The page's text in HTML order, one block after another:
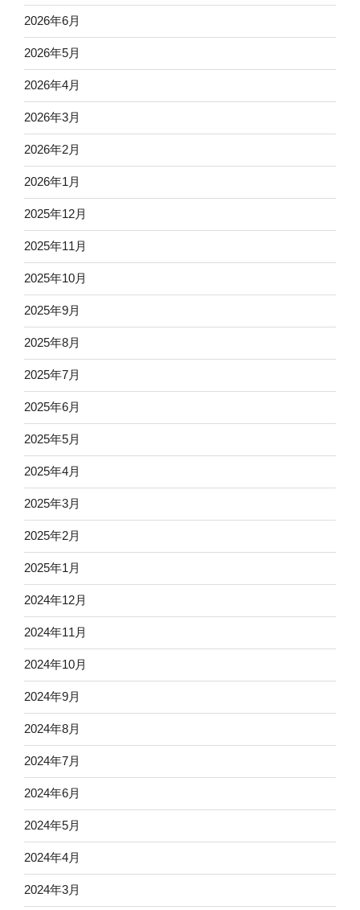
2026年6月
2026年5月
2026年4月
2026年3月
2026年2月
2026年1月
2025年12月
2025年11月
2025年10月
2025年9月
2025年8月
2025年7月
2025年6月
2025年5月
2025年4月
2025年3月
2025年2月
2025年1月
2024年12月
2024年11月
2024年10月
2024年9月
2024年8月
2024年7月
2024年6月
2024年5月
2024年4月
2024年3月